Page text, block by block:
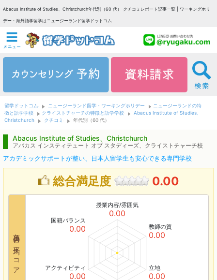
Abacus Institute of Studies、Christchurch年代別（60 代） クチコミレポート記事一覧 | ワーキングホリ
デー・海外語学留学はニュージーランド留学ドットコム
留学ドットコム ニュージーランド留学・ワーキングホリデー
ニュージーランドの特
徴と語学学校
クライストチャーチの特徴と語学学校
Abacus Institute of Studies、
Christchurch
クチコミ 年代別（60 代）
Abacus Institute of Studies、Christchurch
アバカス インスティテュート オブ スタディーズ、クライストチャーチ校
アカデミックサポートが整い、日本人留学生も安心できる専門学校
総合満足度 0.00
各項目の平均スコア
授業内容/雰囲気
0.00
教師の質
0.00
立地
0.00
アクティビティ
0.00
国籍バランス
0.00